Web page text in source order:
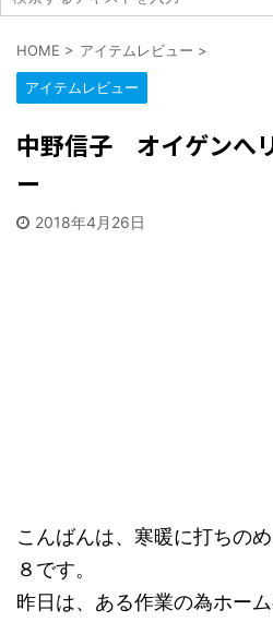
HOME > アイテムレビュー >
アイテムレビュー
中野信子 オイゲンへ
ー
2018年4月26日
こんばんは、寒暖に打ちの
８です。
昨日は、ある作業の為ホー